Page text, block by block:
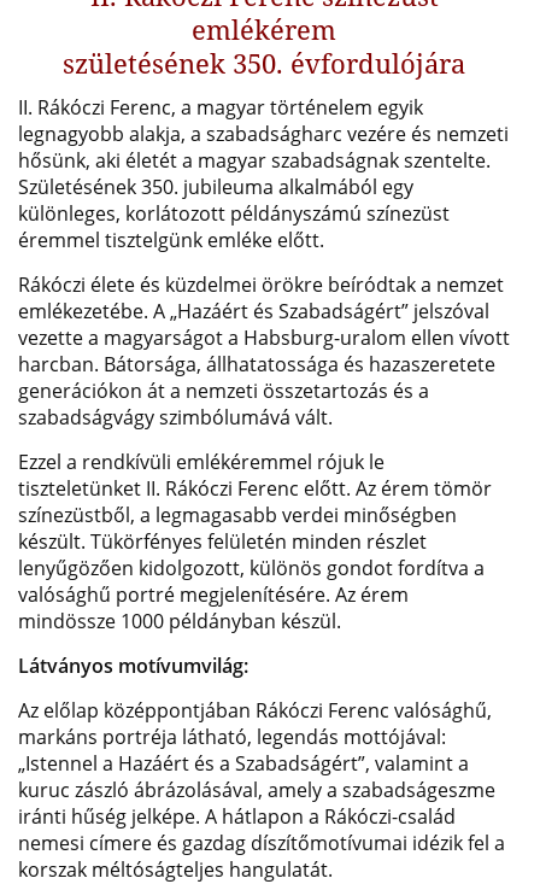
emlékérem
születésének 350. évfordulójára
II. Rákóczi Ferenc, a magyar történelem egyik
legnagyobb alakja, a szabadságharc vezére és nemzeti
hősünk, aki életét a magyar szabadságnak szentelte.
Születésének 350. jubileuma alkalmából egy
különleges, korlátozott példányszámú színezüst
éremmel tisztelgünk emléke előtt.
Rákóczi élete és küzdelmei örökre beíródtak a nemzet
emlékezetébe. A „Hazáért és Szabadságért” jelszóval
vezette a magyarságot a Habsburg-uralom ellen vívott
harcban. Bátorsága, állhatatossága és hazaszeretete
generációkon át a nemzeti összetartozás és a
szabadságvágy szimbólumává vált.
Ezzel a rendkívüli emlékéremmel rójuk le
tiszteletünket II. Rákóczi Ferenc előtt. Az érem tömör
színezüstből, a legmagasabb verdei minőségben
készült. Tükörfényes felületén minden részlet
lenyűgözően kidolgozott, különös gondot fordítva a
valósághű portré megjelenítésére. Az érem
mindössze 1000 példányban készül.
Látványos motívumvilág:
Az előlap középpontjában Rákóczi Ferenc valósághű,
markáns portréja látható, legendás mottójával:
„Istennel a Hazáért és a Szabadságért”, valamint a
kuruc zászló ábrázolásával, amely a szabadságeszme
iránti hűség jelképe. A hátlapon a Rákóczi-család
nemesi címere és gazdag díszítőmotívumai idézik fel a
korszak méltóságteljes hangulatát.